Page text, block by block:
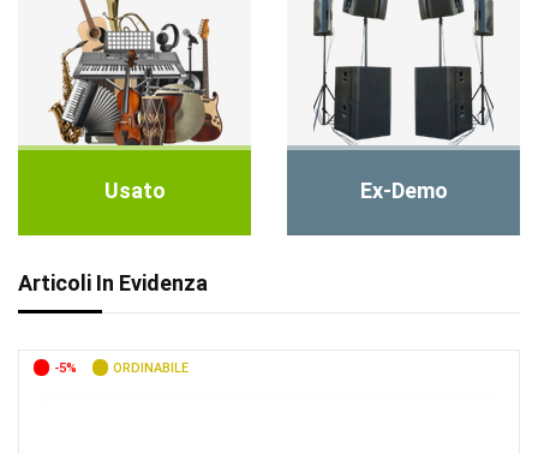
Usato Ex-Demo
Articoli In Evidenza
-5% ORDINABILE